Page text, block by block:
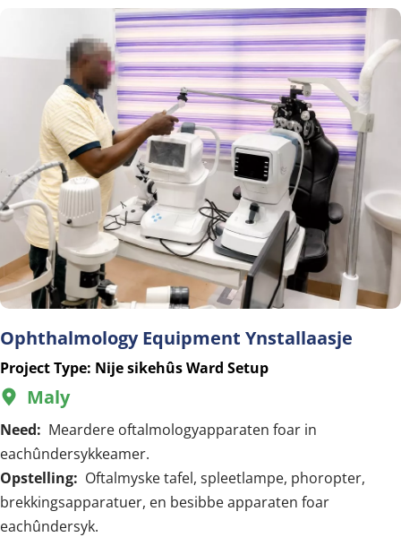
Ophthalmology Equipment Ynstallaasje
Project Type: Nije sikehûs Ward Setup
 Maly
Need: Meardere oftalmologyapparaten foar in
eachûndersykkeamer.
Opstelling: Oftalmyske tafel, spleetlampe, phoropter,
brekkingsapparatuer, en besibbe apparaten foar
eachûndersyk.